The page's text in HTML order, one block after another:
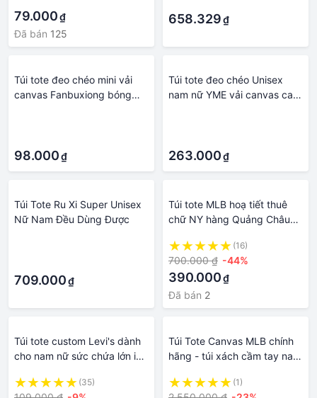
Quốc Nhiều Ngăn Sử Dụng
Đa Năng Đựng Điện Thoại
Phụ Kiện - Hàng Chính Hãng.
79.000₫
Đã bán 125
Cô Gái Nam trẻ Em
658.329₫
Túi tote đeo chéo mini vải
canvas Fanbuxiong bóng
98.000₫
Túi tote đeo chéo Unisex
nam nữ YME vải canvas cao
263.000₫
Túi Tote Ru Xi Super Unisex
Nữ Nam Đều Dùng Được
709.000₫
Túi tote MLB hoạ tiết thuê
chữ NY hàng Quảng Châu
nữ phong cách Hàn Quốc -
Hùng Nón Hiệu
(16)
700.000 ₫ -44%
390.000₫
Đã bán 2
Túi tote custom Levi's dành
cho nam nữ sức chứa lớn in
(35)
Túi Tote Canvas MLB chính
hãng - túi xách cầm tay nam
York Yankees | 3AORS062N
(1)